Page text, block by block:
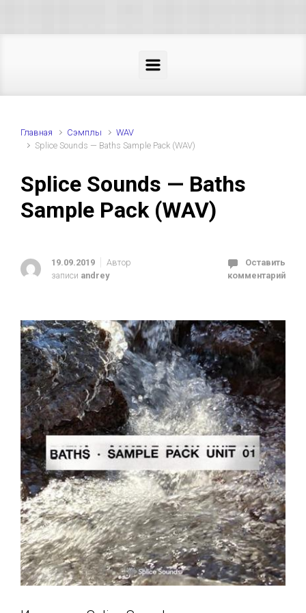
Главная Cэмплы
WAV
Splice Sounds — Baths Sample Pack (WAV)
Splice Sounds — Baths
Sample Pack (WAV)
19.09.2019
Автор
записи andrey
Оставить
комментарий